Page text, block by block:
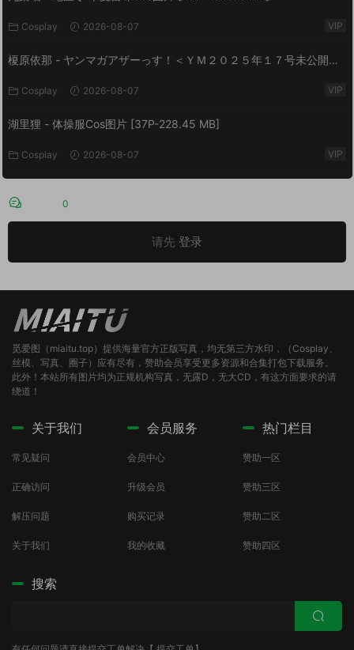
Cosplay 2026-08-07 VIP
榎原依那 - ヤンマガアザーっす！＜ＹＭ２０２５年１７号未公開カ
Cosplay 2026-08-07 VIP
湖里狸 - 体操服Cos图片 [37P-228.45 MB]
Cosplay 2026-08-07 VIP
0
请先 登录
觅爱图（miaitu.top）提供海量官方正版写真，均无第三方水印，（Cosplay、
丝模、写真、圈子）应有尽有，赞助会员享受更多资源和合集打包下载服务。
此外！本站所有图片均为正规机构写真，无露D，无大CD，有这方面要求的请
绕道！
关于我们
常见疑问
正确访问
解压问题
关于我们
会员服务
会员中心
升级会员
购买记录
我的收藏
热门栏目
赞助一区
赞助三区
赞助二区
赞助四区
搜索